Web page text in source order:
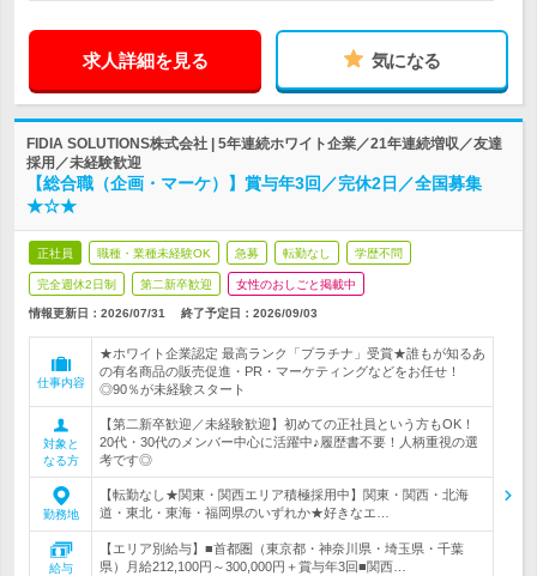
求人詳細を見る 気になる
FIDIA SOLUTIONS株式会社 | 5年連続ホワイト企業／21年連続増収／友達
採用／未経験歓迎
【総合職（企画・マーケ）】賞与年3回／完休2日／全国募集
★☆★
正社員 職種・業種未経験OK 急募 転勤なし 学歴不問
完全週休2日制 第二新卒歓迎 女性のおしごと掲載中
情報更新日：2026/07/31 終了予定日： 2026/09/03
仕事内容
★ホワイト企業認定 最高ランク「プラチナ」受賞★誰もが知るあ
の有名商品の販売促進・PR・マーケティングなどをお任せ！
◎90％が未経験スタート
対象と
なる方
【第二新卒歓迎／未経験歓迎】初めての正社員という方もOK！
20代・30代のメンバー中心に活躍中♪履歴書不要！人柄重視の選
考です◎
勤務地
【転勤なし★関東・関西エリア積極採用中】関東・関西・北海
道・東北・東海・福岡県のいずれか★好きなエ…
給与
【エリア別給与】■首都圏（東京都・神奈川県・埼玉県・千葉
県）月給212,100円～300,000円＋賞与年3回■関西…